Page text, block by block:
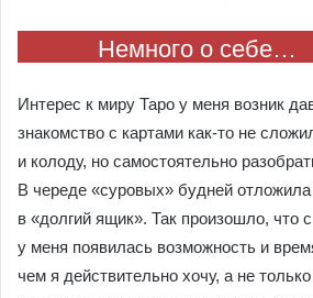
Немного о себе…
Интерес к миру Таро у меня возник
знакомство с картами как-то не
и колоду, но самостоятельно
В череде «суровых» будней отложила
в «долгий ящик». Так произошло, что
у меня появилась возможность и
чем я действительно хочу, а не